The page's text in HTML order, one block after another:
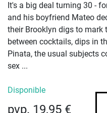
It's a big deal turning 30 -
and his boyfriend Mateo
their Brooklyn digs to mark
between cocktails, dips in
Pinata, the usual subjects
sex ...
Disponible
pvp. 19,95 €